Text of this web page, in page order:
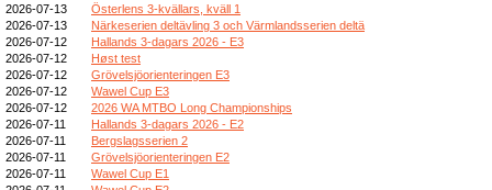
2026-07-13
Österlens 3-kvällars, kväll 1
2026-07-13
Närkeserien deltävling 3 och Värmlandsserien deltä
2026-07-12
Hallands 3-dagars 2026 - E3
2026-07-12
Høst test
2026-07-12
Grövelsjöorienteringen E3
2026-07-12
Wawel Cup E3
2026-07-12
2026 WA MTBO Long Championships
2026-07-11
Hallands 3-dagars 2026 - E2
2026-07-11
Bergslagsserien 2
2026-07-11
Grövelsjöorienteringen E2
2026-07-11
Wawel Cup E1